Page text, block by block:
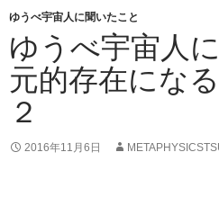
ゆうべ宇宙人に聞いたこと
ゆうべ宇宙人
元的存在にな
２
2016年11月6日